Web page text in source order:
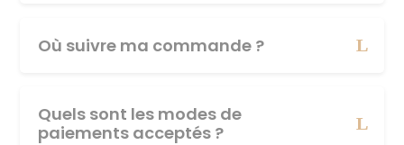
Où suivre ma commande ?
Quels sont les modes de
paiements acceptés ?